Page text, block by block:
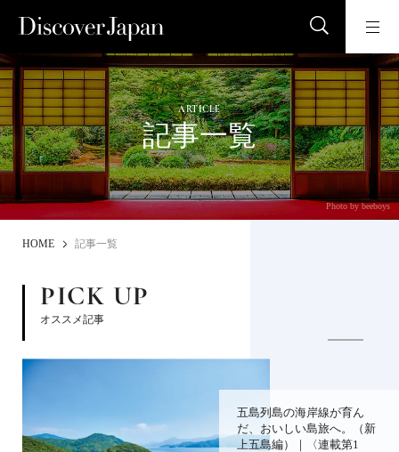
ARTICLE
記事一覧
Photo by beeboys
HOME 記事一覧
PICK UP
オススメ記事
五島列島の海岸線が育ん
だ、おいしい島旅へ。（新
上五島編）｜〈連載第1